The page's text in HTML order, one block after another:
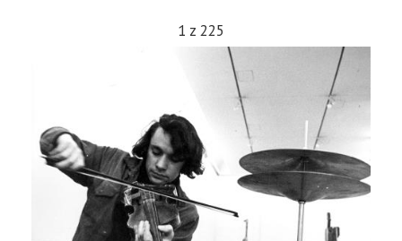
1 z 225